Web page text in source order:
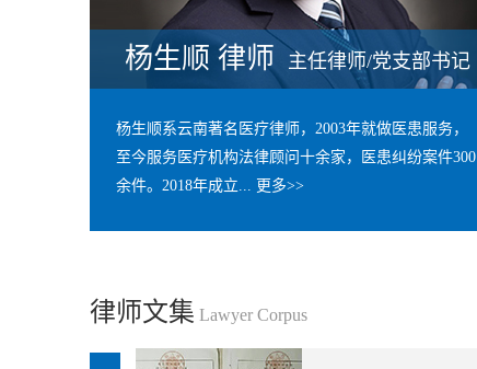
杨生顺 律师 主任律师/党支部书记
杨生顺系云南著名医疗律师，2003年就做医患服务，
至今服务医疗机构法律顾问十余家，医患纠纷案件300
余件。2018年成立... 更多>>
律师文集 Lawyer Corpus